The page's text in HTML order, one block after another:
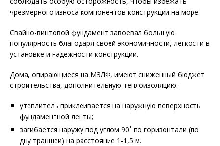
чрезмерного износа компонентов конструкции на море.
Свайно-винтовой фундамент завоевал большую
популярность благодаря своей экономичности, легкости в
установке и надежности конструкции.
Дома, опирающиеся на МЗЛФ, имеют сниженный бюджет
строительства, дополнительную теплоизоляцию:
утеплитель приклеивается на наружную поверхность
фундаментной ленты;
загибается наружу под углом 90˚ по горизонтали (по
дну траншеи) на расстояние 1-1,5 м.